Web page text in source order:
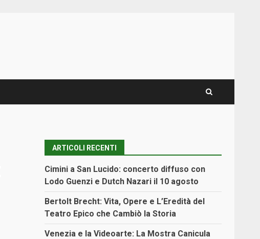
ARTICOLI RECENTI
Cimini a San Lucido: concerto diffuso con
Lodo Guenzi e Dutch Nazari il 10 agosto
Bertolt Brecht: Vita, Opere e L’Eredità del
Teatro Epico che Cambiò la Storia
Venezia e la Videoarte: La Mostra Canicula